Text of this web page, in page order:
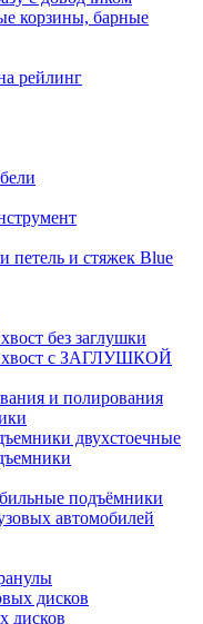
корзины, барные
рейлинг
петель и стяжек Blue
без заглушки
хвост с ЗАГЛУШКОЙ
и полирования
двухстоечные
подъёмники
автомобилей
дисков
дисков